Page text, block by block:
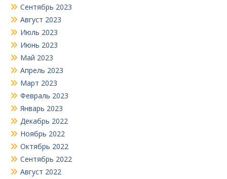
Сентябрь 2023
Август 2023
Июль 2023
Июнь 2023
Май 2023
Апрель 2023
Март 2023
Февраль 2023
Январь 2023
Декабрь 2022
Ноябрь 2022
Октябрь 2022
Сентябрь 2022
Август 2022